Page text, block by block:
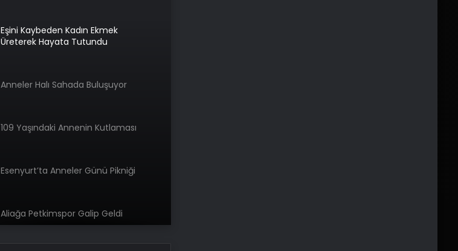
Eşini Kaybeden Kadın Ekmek
Üreterek Hayata Tutundu
Anneler Halı Sahada Buluşuyor
109 Yaşındaki Annenin Kutlaması
Esenyurt’ta Anneler Günü Pikniği
Aliağa Petkimspor Galip Geldi